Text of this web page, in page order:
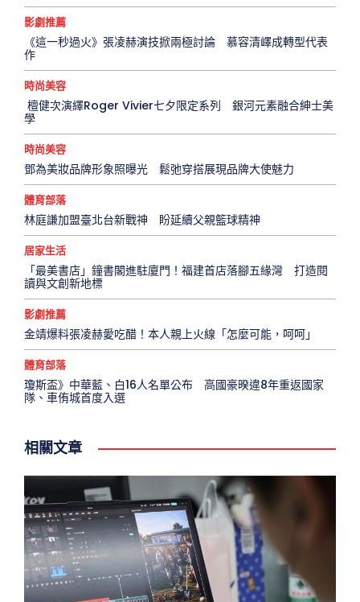
影劇推薦
《這一秒過火》張凌赫演技掀兩極討論 慕容清嶧成轉型代表
作
時尚美容
檀健次演繹Roger Vivier七夕限定系列 銀河元素融合紳士美
學
時尚美容
鄧為美妝品牌形象照曝光 鬆弛穿搭展現品牌大使魅力
體育部落
林庭謙加盟臺北台新戰神 盼延續父親籃球精神
居家生活
「最美書店」鐘書閣進駐廈門！福建首店落腳五緣灣 打造閱
讀與文創新地標
影劇推薦
金靖爆料張凌赫愛吃醋！本人親上火線「怎麼可能，呵呵」
體育部落
瓊斯盃》中華藍、白16人名單公布 高國豪暌違8年重返國家
隊、車侑城首度入選
相關文章